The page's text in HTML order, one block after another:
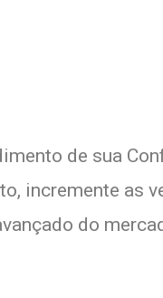
de sua
incremente as
do